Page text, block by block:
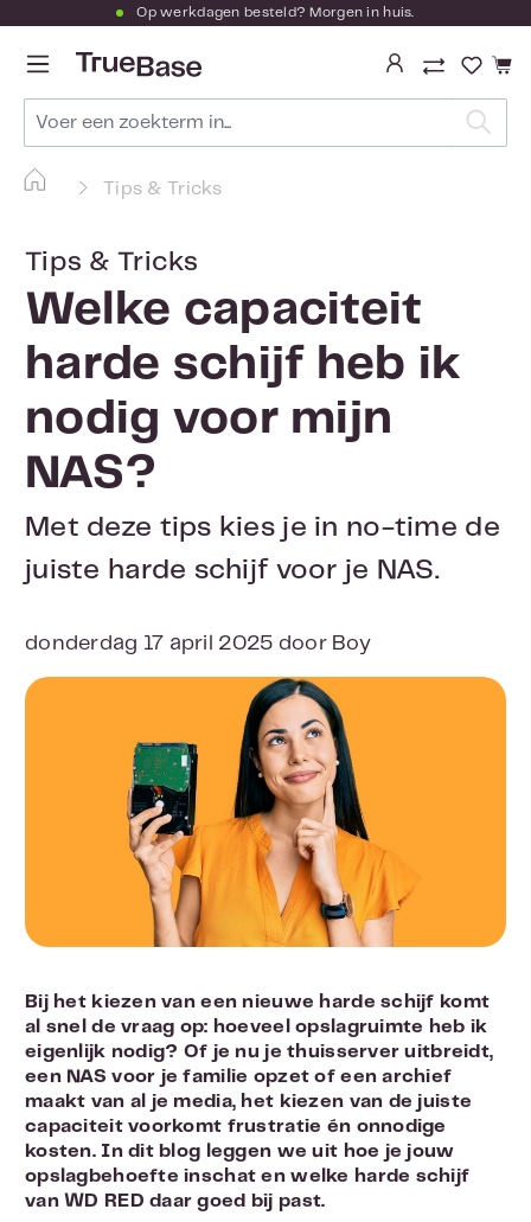
Ga naar de hoofdinhoud
Op werkdagen besteld? Morgen in huis.
Je
Tips & Tricks
Tips & Tricks
Welke capaciteit
harde schijf heb ik
nodig voor mijn
NAS?
Met deze tips kies je in no-time de
juiste harde schijf voor je NAS.
donderdag 17 april 2025 door Boy
Bij het kiezen van een nieuwe harde schijf komt
al snel de vraag op: hoeveel opslagruimte heb ik
eigenlijk nodig? Of je nu je thuisserver uitbreidt,
een NAS voor je familie opzet of een archief
maakt van al je media, het kiezen van de juiste
capaciteit voorkomt frustratie én onnodige
kosten. In dit blog leggen we uit hoe je jouw
opslagbehoefte inschat en welke harde schijf
van WD RED daar goed bij past.